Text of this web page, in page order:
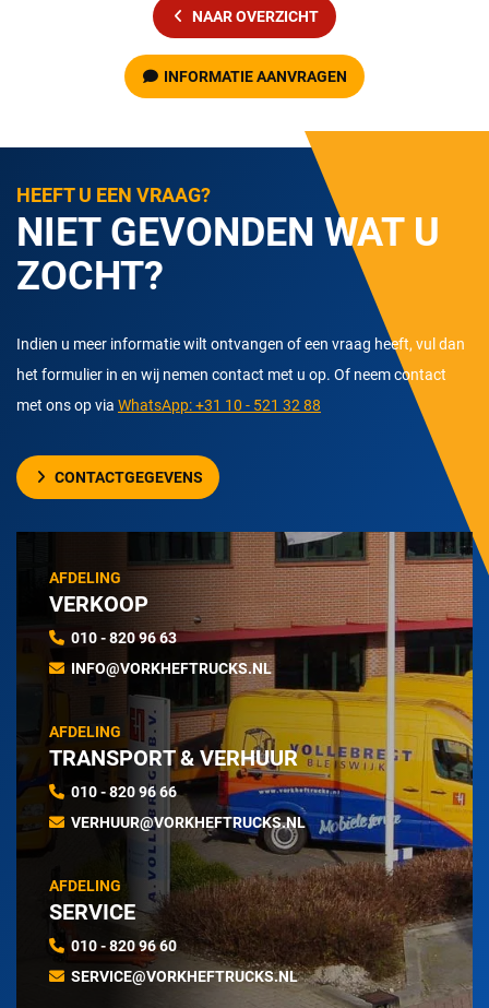
NAAR OVERZICHT
INFORMATIE AANVRAGEN
HEEFT U EEN VRAAG?
NIET GEVONDEN WAT U
ZOCHT?
Indien u meer informatie wilt ontvangen of een vraag heeft, vul dan
het formulier in en wij nemen contact met u op. Of neem contact
met ons op via WhatsApp: +31 10 - 521 32 88
CONTACTGEGEVENS
AFDELING
VERKOOP
010 - 820 96 63
INFO@VORKHEFTRUCKS.NL
AFDELING
TRANSPORT & VERHUUR
010 - 820 96 66
VERHUUR@VORKHEFTRUCKS.NL
AFDELING
SERVICE
010 - 820 96 60
SERVICE@VORKHEFTRUCKS.NL